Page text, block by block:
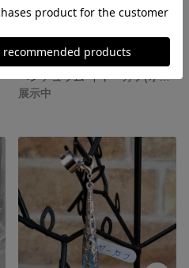
ペンデュラム•イヤーカフ(オーロラ)
展示中